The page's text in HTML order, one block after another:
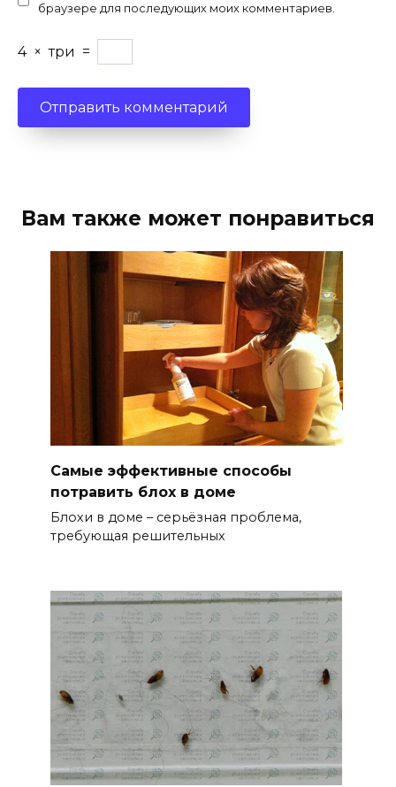
браузере для последующих моих комментариев.
4 × три =
Вам также может понравиться
Самые эффективные способы
потравить блох в доме
Блохи в доме – серьёзная проблема,
требующая решительных